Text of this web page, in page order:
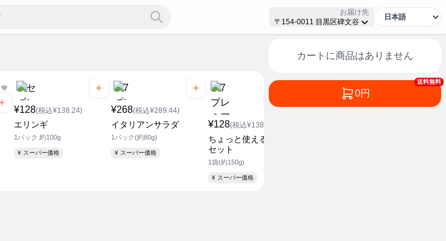
お届け先
〒154-0011 目黒区碑文谷
¥128(税込¥138.24)
エリンギ
1パック 約100g
¥ スーパー価格
¥268(税込¥289.44)
イタリアンサラダ
1パック(約80g)
¥ スーパー価格
¥128(税込¥138.24)
ちょっと使える野菜炒め
セット
1袋(約150g)
¥ スーパー価格
¥168
カートに商品はありません
送料無料
0円